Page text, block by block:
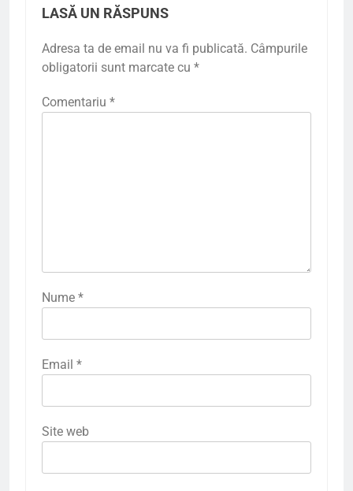
LASĂ UN RĂSPUNS
Adresa ta de email nu va fi publicată. Câmpurile
obligatorii sunt marcate cu *
Comentariu *
Nume *
Email *
Site web